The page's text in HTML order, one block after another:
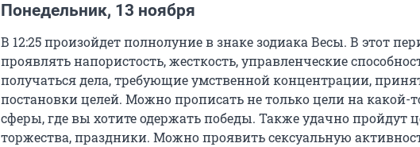
Понедельник, 13 ноября
В 12:25 произойдет полнолуние в знаке зодиака Весы. В этот
проявлять напористость, жесткость, управленческие
получаться дела, требующие умственной концентрации,
постановки целей. Можно прописать не только цели на какой-
сферы, где вы хотите одержать победы. Также удачно пройдут
торжества, праздники. Можно проявить сексуальную